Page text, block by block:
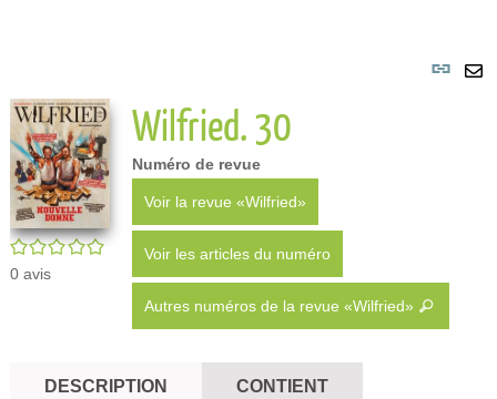
/5
0 avis
Wilfried. 30
Numéro de revue
Voir la revue «Wilfried»
Voir les articles du numéro
Autres numéros de la revue «Wilfried»
DESCRIPTION CONTIENT